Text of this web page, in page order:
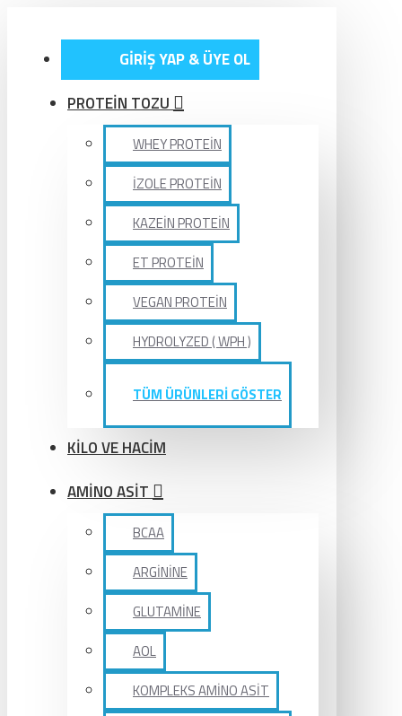
GİRİŞ YAP & ÜYE OL
PROTEİN TOZU
WHEY PROTEİN
İZOLE PROTEİN
KAZEİN PROTEİN
ET PROTEİN
VEGAN PROTEİN
HYDROLYZED ( WPH )
TÜM ÜRÜNLERİ GÖSTER
KİLO VE HACİM
AMİNO ASİT
BCAA
ARGİNİNE
GLUTAMİNE
AOL
KOMPLEKS AMİNO ASİT